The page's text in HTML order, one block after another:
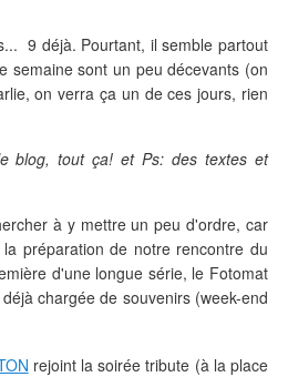
9 déjà. Pourtant, il semble partout
semaine sont un peu décevants (on
on verra ça un de ces jours, rien
blog, tout ça! et Ps: des textes et
à y mettre un peu d'ordre, car
préparation de notre rencontre du
d'une longue série, le Fotomat
chargée de souvenirs (week-end
rejoint la soirée tribute (à la place